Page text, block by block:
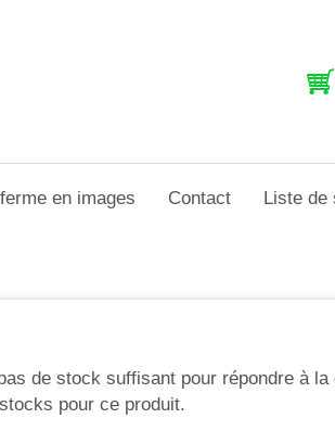
en images Contact Liste de
de stock suffisant pour répondre à la
pour ce produit.